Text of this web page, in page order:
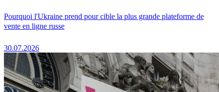
Pourquoi l'Ukraine prend pour cible la plus grande plateforme de
vente en ligne russe
30.07.2026